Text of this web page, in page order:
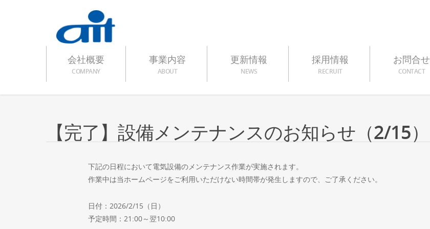
会社概要
COMPANY
事業内容
ABOUT
更新情報
NEWS
採用情報
RECRUIT
お問合せ
CONTACT
【完了】設備メンテナンスのお知らせ（2/15）
下記の日程において電気設備のメンテナンス作業が実施されます。
作業中は当ホームページをご利用いただけない時間帯が発生しますので、ご了承ください。
日付：2026/2/15（日）
予定時間：21:00～翌10:00